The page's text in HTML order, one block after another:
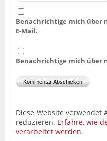
Benachrichtige mich über
E-Mail.
Benachrichtige mich über
Diese Website verwendet
reduzieren. Erfahre, wie
verarbeitet werden.